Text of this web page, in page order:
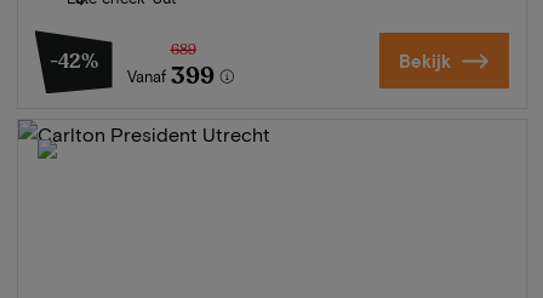
-42%
Vanaf
689
399 Bekijk